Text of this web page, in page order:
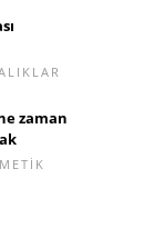
zaman